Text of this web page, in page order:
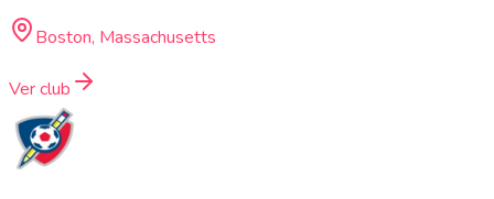
Boston, Massachusetts
Ver club